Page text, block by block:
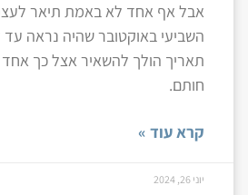
אבל אף אחד לא באמת תיאר
השביעי באוקטובר שהיה נראה עד
תאריך הולך להשאיר אצל כך אחד
חותם.
קרא עוד »
יוני 26, 2024